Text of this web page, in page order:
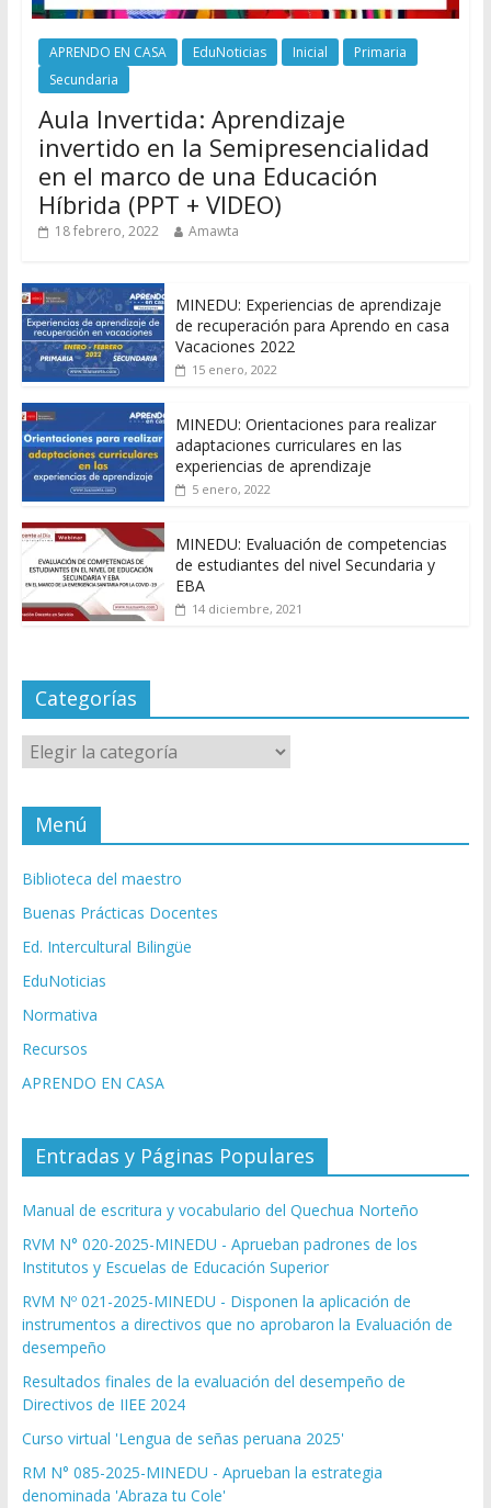
APRENDO EN CASA EduNoticias Inicial
Primaria
Secundaria
Aula Invertida: Aprendizaje
invertido en la Semipresencialidad
en el marco de una Educación
Híbrida (PPT + VIDEO)
18 febrero, 2022 Amawta
MINEDU: Experiencias de aprendizaje
de recuperación para Aprendo en casa
Vacaciones 2022
15 enero, 2022
MINEDU: Orientaciones para realizar
adaptaciones curriculares en las
experiencias de aprendizaje
5 enero, 2022
MINEDU: Evaluación de competencias
de estudiantes del nivel Secundaria y
EBA
14 diciembre, 2021
Categorías
Categorías
Menú
Biblioteca del maestro
Buenas Prácticas Docentes
Ed. Intercultural Bilingüe
EduNoticias
Normativa
Recursos
APRENDO EN CASA
Entradas y Páginas Populares
Manual de escritura y vocabulario del Quechua Norteño
RVM N° 020-2025-MINEDU - Aprueban padrones de los
Institutos y Escuelas de Educación Superior
RVM Nº 021-2025-MINEDU - Disponen la aplicación de
instrumentos a directivos que no aprobaron la Evaluación de
desempeño
Resultados finales de la evaluación del desempeño de
Directivos de IIEE 2024
Curso virtual 'Lengua de señas peruana 2025'
RM N° 085-2025-MINEDU - Aprueban la estrategia
denominada 'Abraza tu Cole'